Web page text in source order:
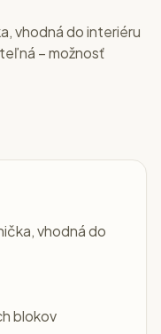
vhodná do interiéru
– možnosť